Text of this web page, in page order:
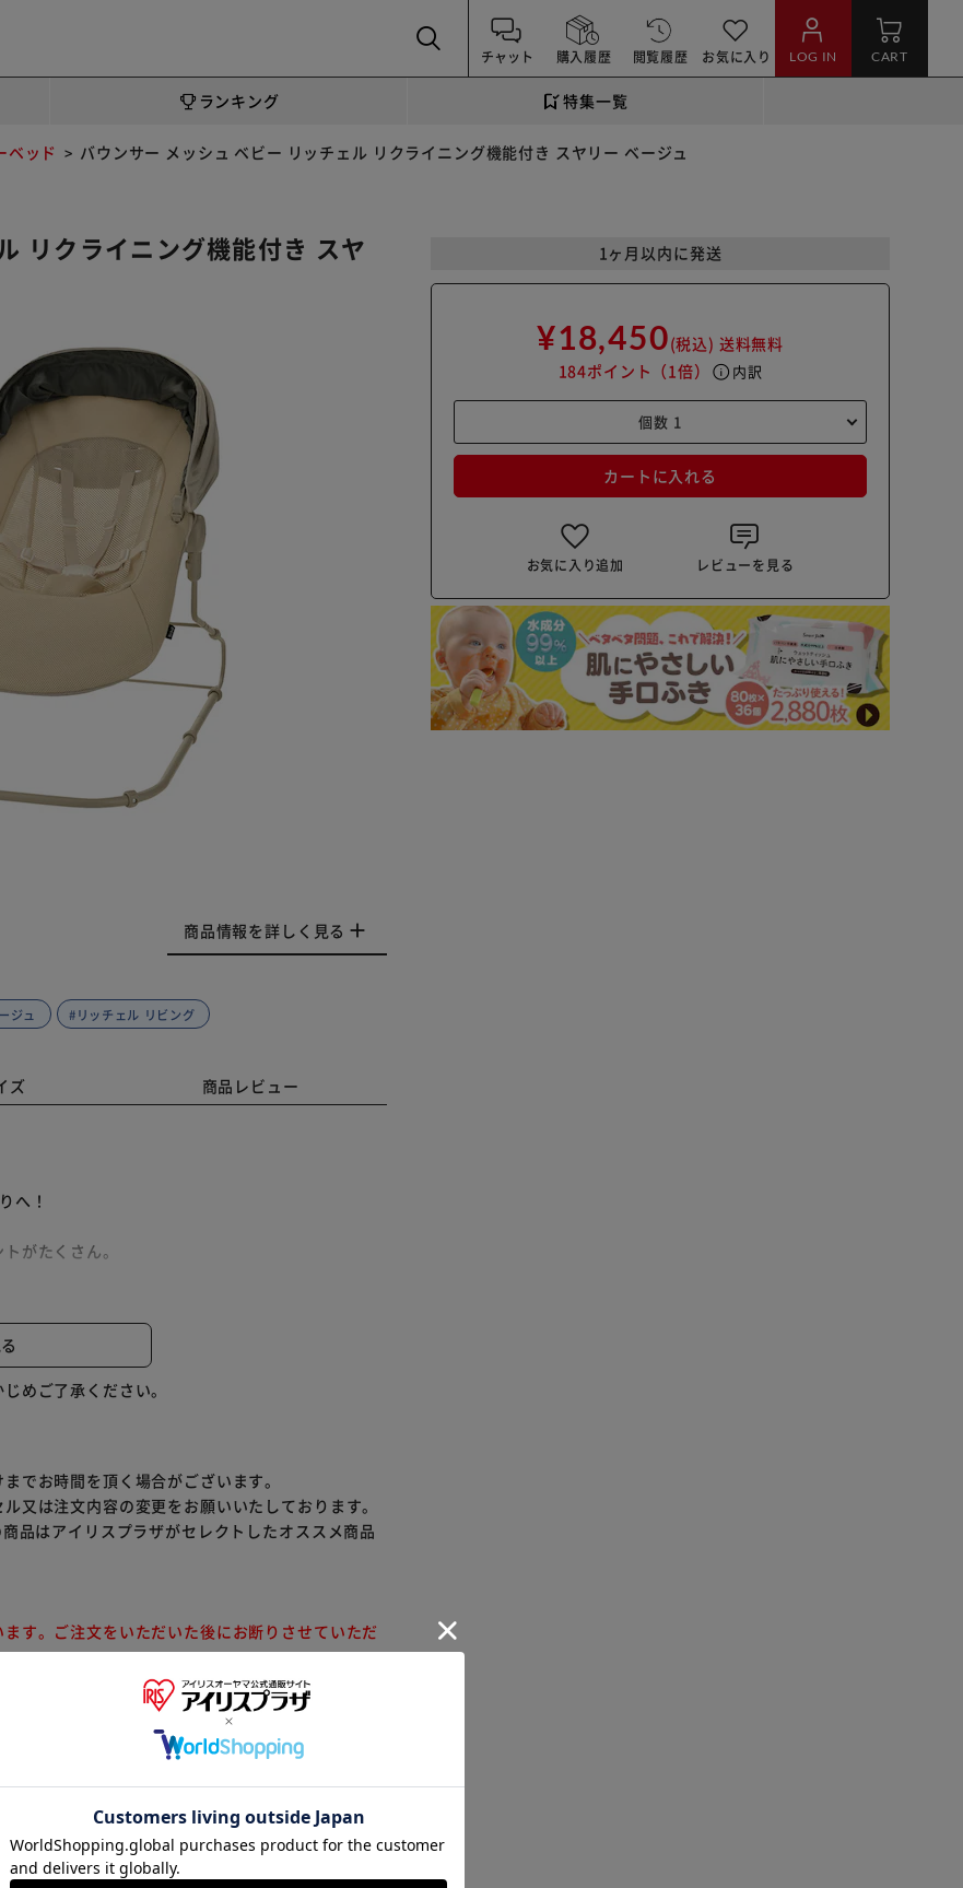
チャット 購入履歴 閲覧履歴 お気に入り LOG IN CART
ランキング 特集一覧
ベッド バウンサー メッシュ ベビー リッチェル リクライニング機能付き スヤリー ベージュ
リクライニング機能付き スヤ
商品情報を詳しく見る
ジュ #リッチェル リビング
1ヶ月以内に発送
¥18,450(税込) 送料無料
184ポイント （1倍） info 内訳
カートに入れる
お気に入り追加 レビューを見る
ズ 商品レビュー
へ！
がたくさん。
めご了承ください。
でお時間を頂く場合がございます。
又は注文内容の変更をお願いいたしております。
品はアイリスプラザがセレクトしたオススメ商品
す。ご注文をいただいた後にお断りさせていただ
※ご確認ください